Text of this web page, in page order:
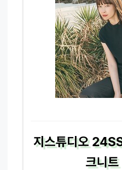
지스튜디오
크니